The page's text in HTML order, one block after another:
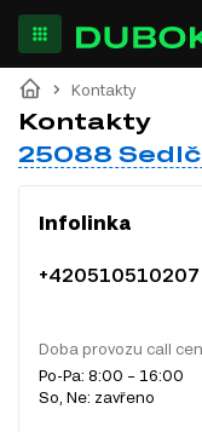
Kontakty
Kontakty
25088
Infolinka
+420510510207
Doba provozu call
Po-Pa: 8:00 – 16:00
So, Ne: zavřeno